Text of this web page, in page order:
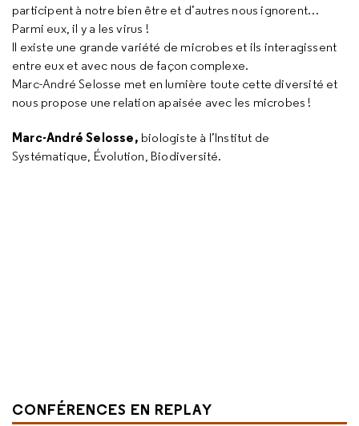
participent à notre bien être et d’autres nous ignorent…
Parmi eux, il y a les virus !
Il existe une grande variété de microbes et ils interagissent
entre eux et avec nous de façon complexe.
Marc-André Selosse met en lumière toute cette diversité et
nous propose une relation apaisée avec les microbes !
Marc-André Selosse, biologiste à l’Institut de
Systématique, Évolution, Biodiversité.
CONFÉRENCES EN REPLAY